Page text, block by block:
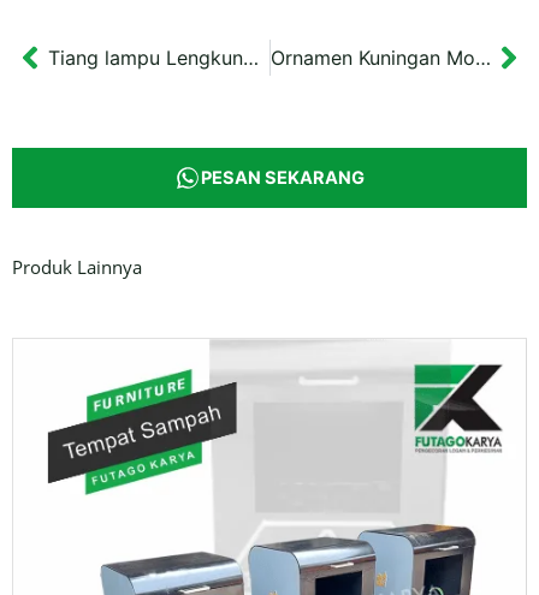
Prev Tiang lampu Lengkung Ornamen Rusa 6,5 meter Ornamen Kuningan Model Lembuswana
PESAN SEKARANG
Produk Lainnya